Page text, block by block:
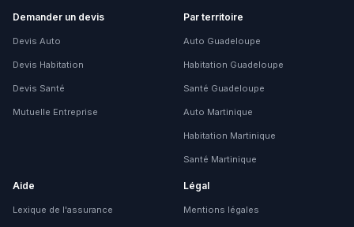
Demander un devis
Devis Auto
Devis Habitation
Devis Santé
Mutuelle Entreprise
Par territoire
Auto Guadeloupe
Habitation Guadeloupe
Santé Guadeloupe
Auto Martinique
Habitation Martinique
Santé Martinique
Aide
Lexique de l'assurance
Légal
Mentions légales